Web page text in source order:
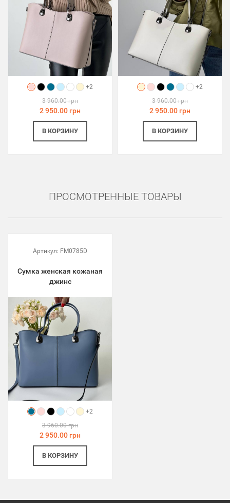
+2
3 960.00 грн
2 950.00 грн
В КОРЗИНУ
+2
3 960.00 грн
2 950.00 грн
В КОРЗИНУ
ПРОСМОТРЕННЫЕ ТОВАРЫ
Артикул: FM0785D
Сумка женская кожаная
джинс
+2
3 960.00 грн
2 950.00 грн
В КОРЗИНУ